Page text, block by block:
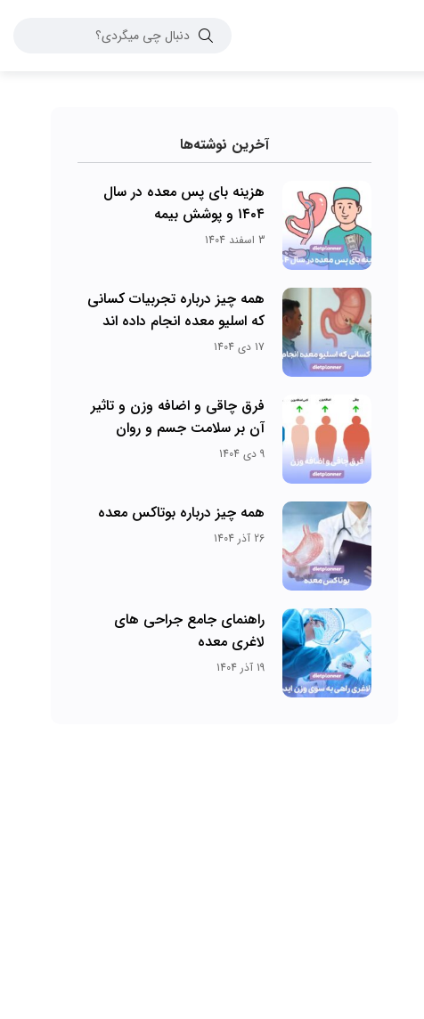
آخرین نوشته‌ها
هزینه بای پس معده در سال
۱۴۰۴ و پوشش بیمه
3 اسفند 1404
همه چیز درباره تجربیات کسانی
که اسلیو معده انجام داده اند
17 دی 1404
فرق چاقی و اضافه وزن و تاثیر
آن بر سلامت جسم و روان
9 دی 1404
همه چیز درباره بوتاکس معده
26 آذر 1404
راهنمای جامع جراحی های
لاغری معده
19 آذر 1404